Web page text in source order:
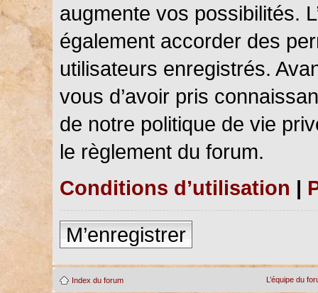
augmente vos possibilités.
également accorder des
utilisateurs enregistrés.
vous d’avoir pris
de notre politique de vie
le règlement du forum.
Conditions d’utilisation |
M’enregistrer
Index du forum L’équipe du